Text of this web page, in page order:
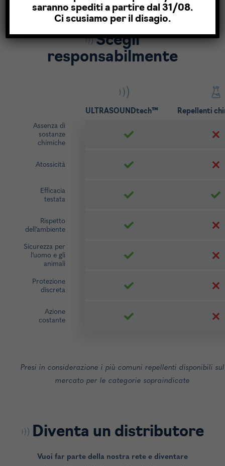
Scegli
responsabilmente
Assenza di
sostanze
chimiche
Atossicità
Efficacia
testata
Rispetto
dell’ambiente
Sicurezza per
l’uomo e gli
animali
Protezione
discreta
Azione
costante
ULTRASOUNDtech™ Repellenti
Presi in considerazione i più comuni repellenti disponibili sul
mercato per le categorie sopraindicate
Diventa un distributore
Vuoi far parte della nostra rete e diventare
saranno spediti a partire dal 31/08.
Ci scusiamo per il disagio.